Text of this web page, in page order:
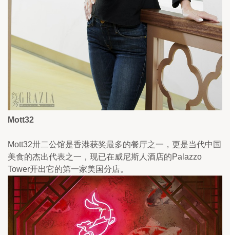
Mott32
Mott32卅二公馆是香港获奖最多的餐厅之一，更是当代中国
美食的杰出代表之一，现已在威尼斯人酒店的Palazzo
Tower开出它的第一家美国分店。